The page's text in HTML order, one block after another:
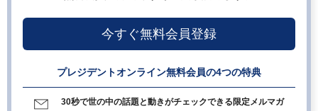
今すぐ無料会員登録
プレジデントオンライン無料会員の4つの特典
30秒で世の中の話題と動きがチェックできる限定メルマガ